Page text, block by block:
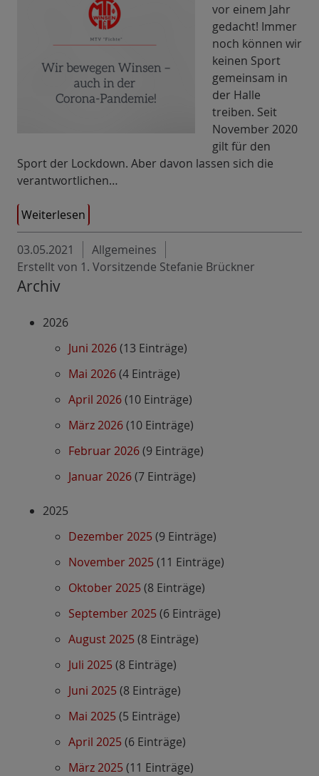
vor einem Jahr
gedacht! Immer
noch können wir
keinen Sport
gemeinsam in
der Halle
treiben. Seit
November 2020
gilt für den
Sport der Lockdown. Aber davon lassen sich die
verantwortlichen…
Weiterlesen
03.05.2021
Allgemeines
Erstellt von 1. Vorsitzende Stefanie Brückner
Archiv
2026
Juni 2026(13 Einträge)
Mai 2026(4 Einträge)
April 2026(10 Einträge)
März 2026(10 Einträge)
Februar 2026(9 Einträge)
Januar 2026(7 Einträge)
2025
Dezember 2025(9 Einträge)
November 2025(11 Einträge)
Oktober 2025(8 Einträge)
September 2025(6 Einträge)
August 2025(8 Einträge)
Juli 2025(8 Einträge)
Juni 2025(8 Einträge)
Mai 2025(5 Einträge)
April 2025(6 Einträge)
März 2025(11 Einträge)